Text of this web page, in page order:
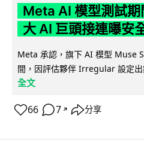
Meta AI 模型測試
大 AI 巨頭接連曝安
Meta 承認，旗下 AI 模型 Muse
間，因評估夥伴 Irregular 設定
全文
66 7 ↗ 分享